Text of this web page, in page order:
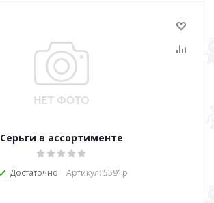
Серьги в ассортименте
Достаточно Артикул: 5591р